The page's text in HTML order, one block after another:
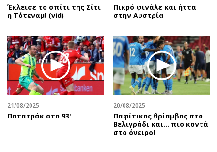
Έκλεισε το σπίτι της Σίτι
η Τότεναμ! (vid)
Πικρό φινάλε και ήττα
στην Αυστρία
21/08/2025
Πατατράκ στο 93'
20/08/2025
Παφίτικος θρίαμβος στο
Βελιγράδι και... πιο κοντά
στο όνειρο!